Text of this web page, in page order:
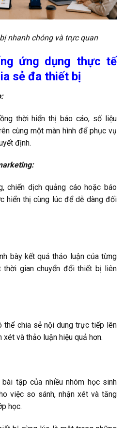
nhanh chóng và trực quan
ứng dụng thực tế
sẻ đa thiết bị
thời hiển thị báo cáo, số liệu
cùng một màn hình để phục vụ
định.
chiến dịch quảng cáo hoặc báo
hiển thị cùng lúc để dễ dàng đối
bày kết quả thảo luận của từng
thời gian chuyển đổi thiết bị liên
thể chia sẻ nội dung trực tiếp lên
xét và thảo luận hiệu quả hơn.
tập của nhiều nhóm học sinh
việc so sánh, nhận xét và tăng
học.